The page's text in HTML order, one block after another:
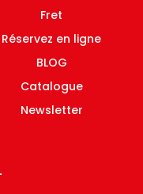
Fret
Réservez en ligne
BLOG
Catalogue
Newsletter